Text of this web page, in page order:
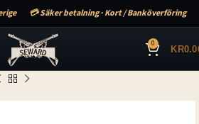
💳 Säker betalning · Kort / Banköverföring
0 KR